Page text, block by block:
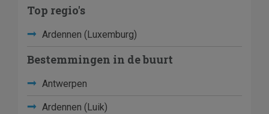
Top regio's
Ardennen (Luxemburg)
Bestemmingen in de buurt
Antwerpen
Ardennen (Luik)